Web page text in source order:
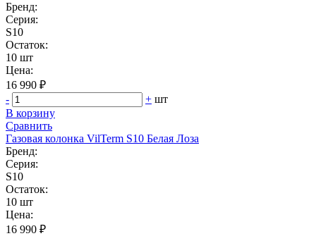
Бренд:
Серия:
S10
Остаток:
10 шт
Цена:
16 990 ₽
-
+ шт
В корзину
Сравнить
Газовая колонка VilTerm S10 Белая Лоза
Бренд:
Серия:
S10
Остаток:
10 шт
Цена:
16 990 ₽